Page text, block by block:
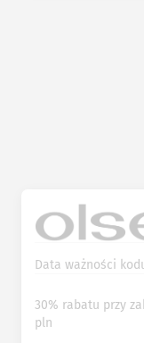
Data ważności
30% rabatu przy
pln